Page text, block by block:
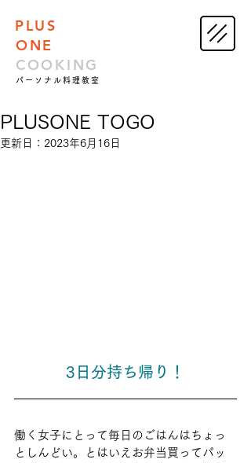
PLUS
ONE
COOKING
パーソナル料理教室
PLUSONE TOGO
更新日： 2023年6月16日
3日分持ち帰り！
働く女子にとって毎日のごはんはちょっ
としんどい。とはいえお弁当買ってパッ